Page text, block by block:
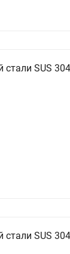
SUS
SUS